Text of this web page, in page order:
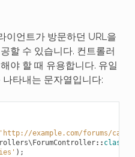
이언트가 방문하던 URL을
할 수 있습니다. 컨트롤러
야 할 때 유용합니다. 유일
타내는 문자열입니다:
'http://example.com/forums/
:: class
);